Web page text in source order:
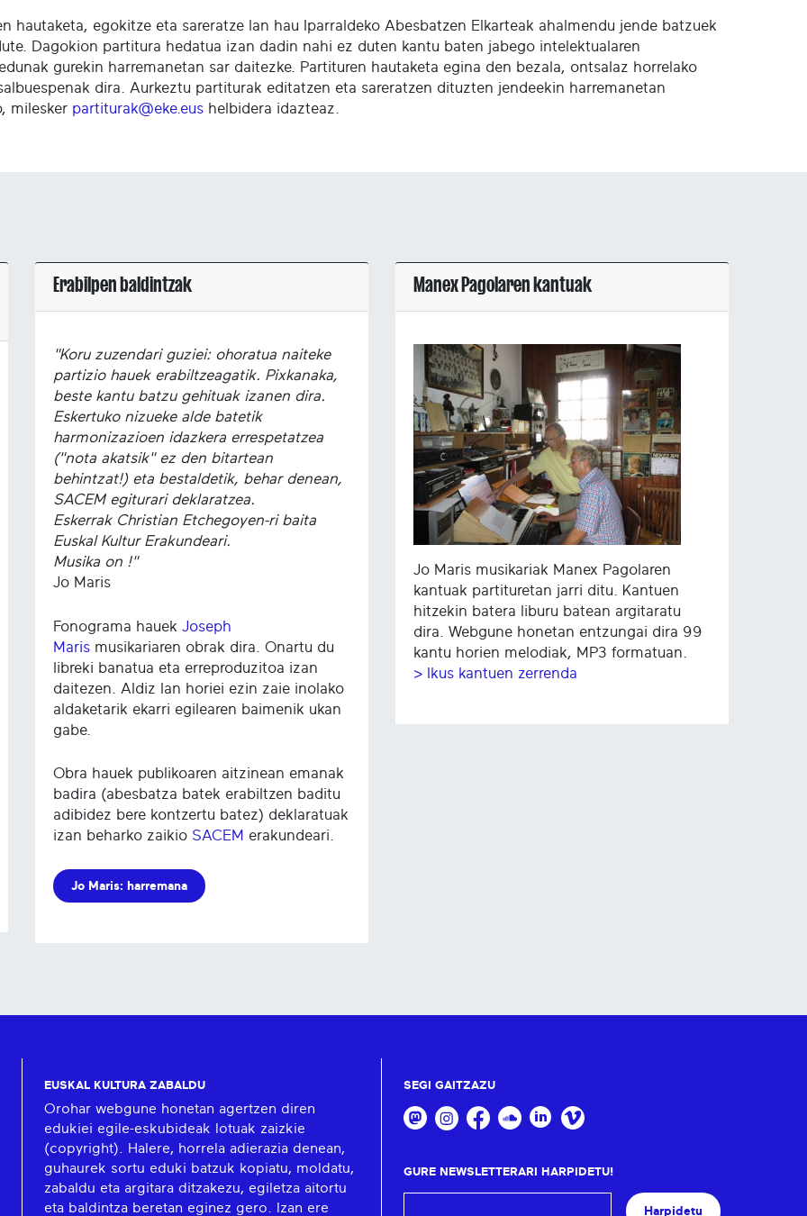
hautaketa, egokitze eta sareratze lan hau Iparraldeko Abesbatzen Elkarteak ahalmendu jende batzuek
Dagokion partitura hedatua izan dadin nahi ez duten kantu baten jabego intelektualaren
gurekin harremanetan sar daitezke. Partituren hautaketa egina den bezala, ontsalaz horrelako
dira. Aurkeztu partiturak editatzen eta sareratzen dituzten jendeekin harremanetan
milesker partiturak@eke.eus helbidera idazteaz.
Erabilpen baldintzak
"Koru zuzendari guziei: ohoratua naiteke
partizio hauek erabiltzeagatik. Pixkanaka,
beste kantu batzu gehituak izanen dira.
Eskertuko nizueke alde batetik
harmonizazioen idazkera errespetatzea
("nota akatsik" ez den bitartean
behintzat!) eta bestaldetik, behar denean,
SACEM egiturari deklaratzea.
Eskerrak Christian Etchegoyen-ri baita
Euskal Kultur Erakundeari.
Musika on !"
Jo Maris
Fonograma hauek Joseph
Maris musikariaren obrak dira. Onartu du
libreki banatua eta erreproduzitoa izan
daitezen. Aldiz lan horiei ezin zaie inolako
aldaketarik ekarri egilearen baimenik ukan
gabe.
Obra hauek publikoaren aitzinean emanak
badira (abesbatza batek erabiltzen baditu
adibidez bere kontzertu batez) deklaratuak
izan beharko zaikio SACEM erakundeari.
Jo Maris: harremana
Manex Pagolaren kantuak
Jo Maris musikariak Manex Pagolaren
kantuak partituretan jarri ditu. Kantuen
hitzekin batera liburu batean argitaratu
dira. Webgune honetan entzungai dira 99
kantu horien melodiak, MP3 formatuan.
> Ikus kantuen zerrenda
EUSKAL KULTURA ZABALDU
Orohar webgune honetan agertzen diren
edukiei egile-eskubideak lotuak zaizkie
(copyright). Halere, horrela adierazia denean,
guhaurek sortu eduki batzuk kopiatu, moldatu,
zabaldu eta argitara ditzakezu, egiletza aitortu
eta baldintza beretan eginez gero. Izan ere
SEGI GAITZAZU
GURE NEWSLETTERARI HARPIDETU!
Harpidetu